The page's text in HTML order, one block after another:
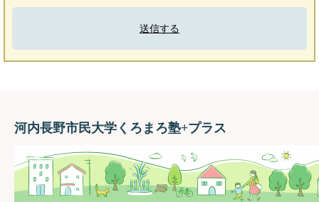
河内長野市民大学くろまろ塾+プラス